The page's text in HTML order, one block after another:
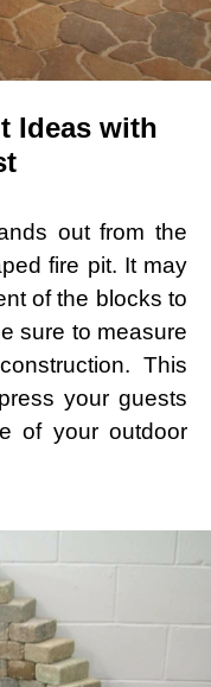
Ideas with
out from the
fire pit. It may
of the blocks to
sure to measure
This
your guests
of your outdoor